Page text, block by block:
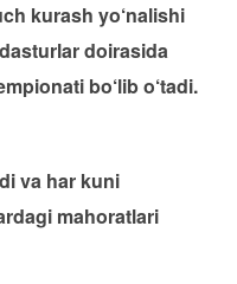
kurash yo‘nalishi
doirasida
bo‘lib o‘tadi.
va har kuni
mahoratlari